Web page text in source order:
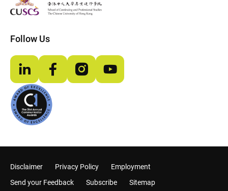
Follow Us
LinkedInFacebookInstagramYouTube
Disclaimer Privacy Policy
Employment
Send your Feedback
Subscribe Sitemap